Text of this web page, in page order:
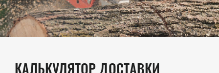
КАЛЬКУЛЯТОР ДОСТАВКИ